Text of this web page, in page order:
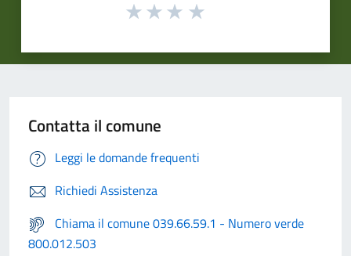
Contatta il comune
Leggi le domande frequenti
Richiedi Assistenza
Chiama il comune 039.66.59.1 - Numero verde
800.012.503